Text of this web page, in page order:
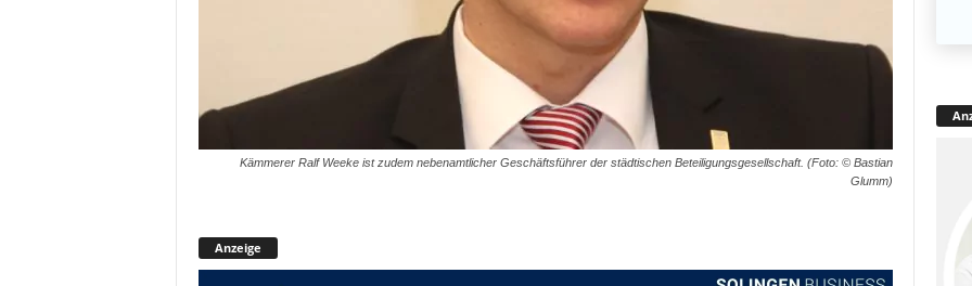
Kämmerer Ralf Weeke ist zudem nebenamtlicher Geschäftsführer der städtischen Beteiligungsgesellschaft. (Foto: © Bastian
Glumm)
Anzeige